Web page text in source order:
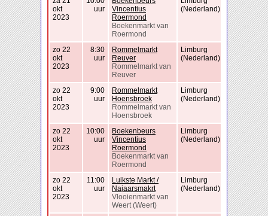
okt
2023
uur
Vincentius
Roermond
Boekenmarkt van
Roermond
(Nederland)
zo 22
okt
2023
8:30
uur
Rommelmarkt
Reuver
Rommelmarkt van
Reuver
Limburg
(Nederland)
zo 22
okt
2023
9:00
uur
Rommelmarkt
Hoensbroek
Rommelmarkt van
Hoensbroek
Limburg
(Nederland)
zo 22
okt
2023
10:00
uur
Boekenbeurs
Vincentius
Roermond
Boekenmarkt van
Roermond
Limburg
(Nederland)
zo 22
okt
2023
11:00
uur
Luikste Markt /
Najaarsmakrt
Vlooienmarkt van
Weert (Weert)
Limburg
(Nederland)